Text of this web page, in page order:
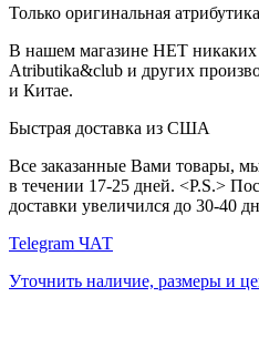
Только оригинальная
В нашем магазине НЕТ никаких
Atributika&club и других
и Китае.
Быстрая доставка из США
Все заказанные Вами товары,
в течении 17-25 дней. <P.S.>
доставки увеличился до 30-40
Telegram ЧАТ
Уточнить наличие, размеры и